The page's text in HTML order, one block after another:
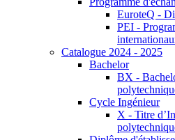
EuroteQ -
PEI -
Catalogue 2024 - 2025
Bachelor
BX -
Cycle Ingénieur
X - Titre